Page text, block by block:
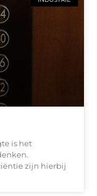
is het
zijn hierbij